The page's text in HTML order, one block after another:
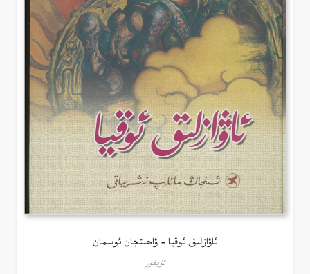
ئاۋازلىق ئوقيا – ۋاھىتجان ئوسمان
ئۇيغۇر